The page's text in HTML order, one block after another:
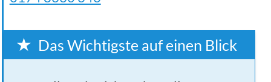
Das Wichtigste auf einen Blick